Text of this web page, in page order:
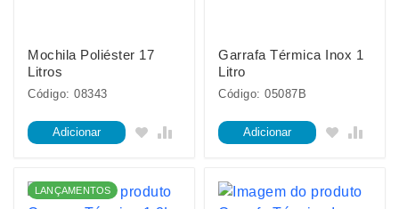
Mochila Poliéster 17
Litros
Código: 08343
Adicionar
Garrafa Térmica Inox 1
Litro
Código: 05087B
Adicionar
LANÇAMENTOS